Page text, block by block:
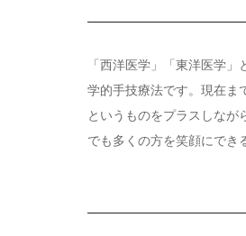
「西洋医学」「東洋医学
学的手技療法です。現在ま
というものをプラスしなが
でも多くの方を笑顔にでき